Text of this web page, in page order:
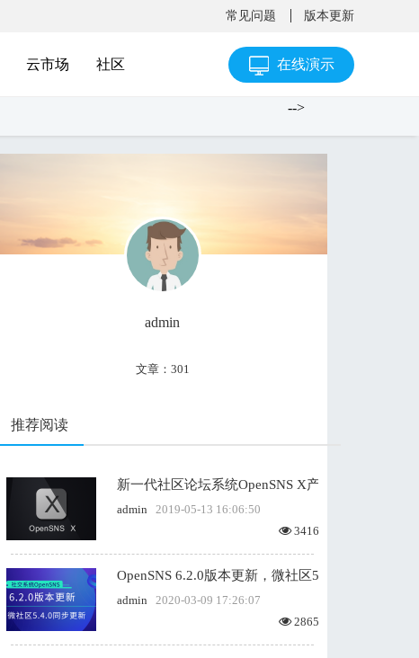
常见问题 版本更新
云市场 社区 在线演示
-->
admin
文章：301
推荐阅读
新一代社区论坛系统OpenSNS X产品发布 诚邀内测
admin 2019-05-13 16:06:50
3416
OpenSNS 6.2.0版本更新，微社区5.4.0版本同步更
admin 2020-03-09 17:26:07
2865